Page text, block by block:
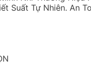
Suất Tự Nhiên. An